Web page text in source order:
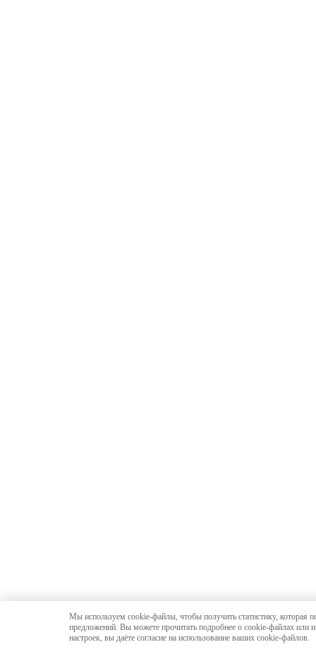
Мы используем cookie-файлы, чтобы получить статистику, которая
предложений. Вы можете прочитать подробнее о cookie-файлах или
настроек, вы даёте согласие на использование ваших cookie-файлов.